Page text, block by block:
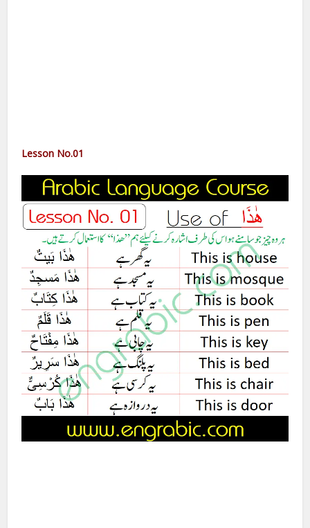
Lesson No.01